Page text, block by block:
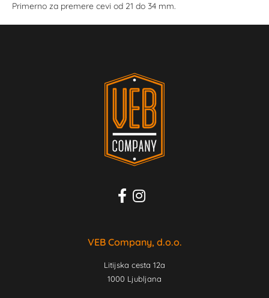
Primerno za premere cevi od 21 do 34 mm.
VEB Company, d.o.o.
Litijska cesta 12a
1000 Ljubljana